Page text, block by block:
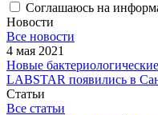
Соглашаюсь на
Новости
Все новости
4 мая 2021
Новые
LABSTAR появились в
Статьи
Все статьи